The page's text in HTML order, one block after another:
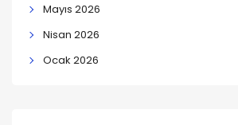
Mayıs 2026
Nisan 2026
Ocak 2026